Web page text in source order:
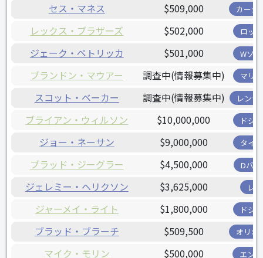
セス・マネス $509,000 カージ
レックス・ブラザーズ $502,000 ロッ
ジェーク・ペトリッカ $501,000 Wソ
ブランドン・マウアー 調査中(情報募集中) マリ
スコット・ベーカー 調査中(情報募集中) レンジ
ブライアン・ウィルソン $10,000,000 ドジ
ジョー・ネーサン $9,000,000 タイ
ブラッド・ジーグラー $4,500,000 Dバ
ジェレミー・ヘリクソン $3,625,000 レ
ジャーメイ・ライト $1,800,000 ドジ
ブラッド・ブラーチ $509,500 オリオ
マイク・モリン $500,000 エン